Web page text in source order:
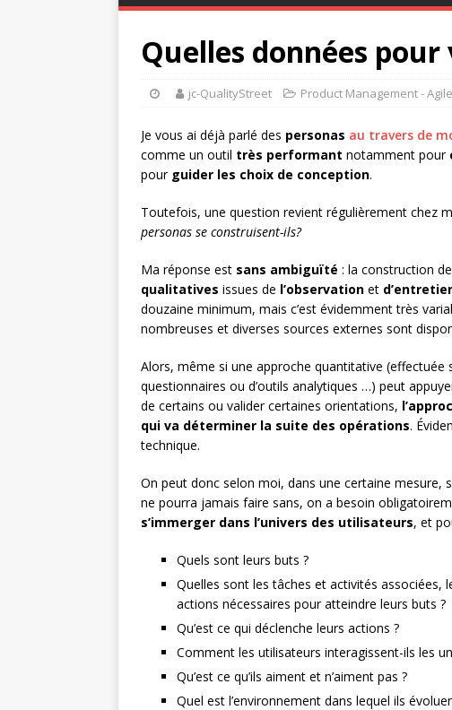
Quelles données pour
jc-QualityStreet Product Management -
Je vous ai déjà parlé des personas au travers de
comme un outil très performant notamment pour
pour guider les choix de conception.
Toutefois, une question revient régulièrement chez
personas se construisent-ils?
Ma réponse est sans ambiguïté : la construction
qualitatives issues de l’observation et
douzaine minimum, mais c’est évidemment très
nombreuses et diverses sources externes sont
Alors, même si une approche quantitative (effectuée
questionnaires ou d’outils analytiques …) peut
de certains ou valider certaines orientations,
qui va déterminer la suite des opérations.
technique.
On peut donc selon moi, dans une certaine mesure,
ne pourra jamais faire sans, on a besoin
s’immerger dans l’univers des utilisateurs, et
Quels sont leurs buts ?
Quelles sont les tâches et activités
actions nécessaires pour atteindre leurs buts ?
Qu’est ce qui déclenche leurs actions ?
Comment les utilisateurs interagissent-ils les
Qu’est ce qu’ils aiment et n’aiment pas ?
Quel est l’environnement dans lequel ils